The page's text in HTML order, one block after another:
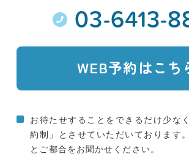
03-6413-
WEB予約はこち
お待たせすることをできるだけ少な
約制」とさせていただいております
とご都合をお聞かせください。